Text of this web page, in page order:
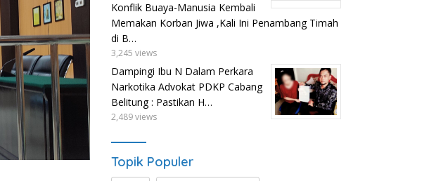
Konflik Buaya-Manusia Kembali
Memakan Korban Jiwa ,Kali Ini Penambang Timah
di B…
3,245 views
Dampingi Ibu N Dalam Perkara
Narkotika Advokat PDKP Cabang
Belitung : Pastikan H…
2,489 views
Topik Populer